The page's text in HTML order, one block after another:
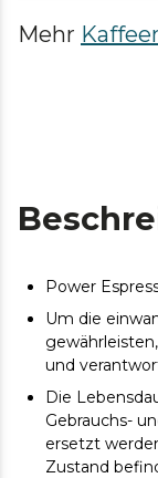
Mehr
Power
Um die
und
Die
Gebrauchs-
ersetzt
Zustand